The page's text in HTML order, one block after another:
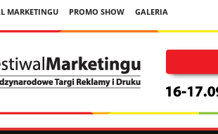
MARKETINGU PROMO SHOW GALERIA